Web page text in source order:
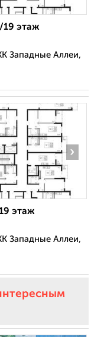
19 этаж
Западные Аллеи,
›
этаж
Западные Аллеи,